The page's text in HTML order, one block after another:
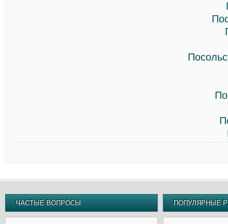
ЧАСТЫЕ ВОПРОСЫ ПОПУЛЯРНЫЕ